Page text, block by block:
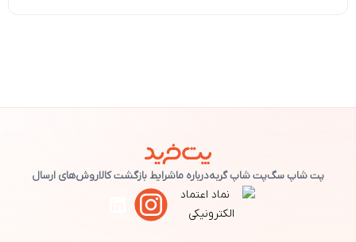
پت شاپ سگپت شاپ گربهدرباره ماشرایط بازگشت کالاروش‌های ارسال